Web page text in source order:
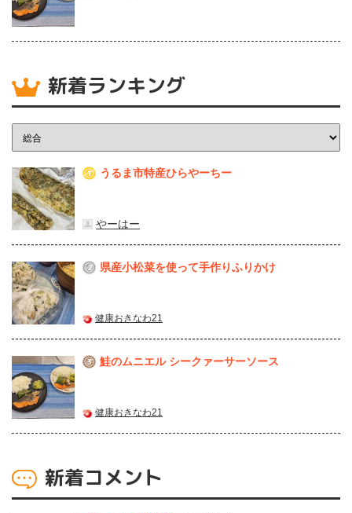
新着ランキング
1 うるま市特産ひらやーちー
やーはー
2 県産⼩松菜を使って⼿作りふりかけ
健康おきなわ21
3 鮭のムニエル シークァーサーソース
健康おきなわ21
新着コメント